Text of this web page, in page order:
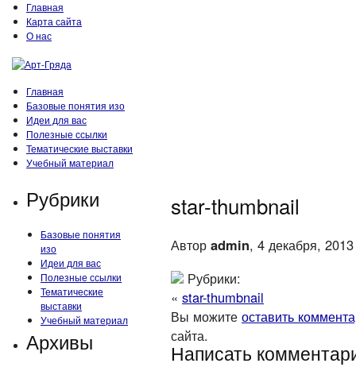
Главная
Карта сайта
О нас
Главная
Базовые понятия изо
Идеи для вас
Полезные ссылки
Тематические выставки
Учебный материал
Рубрики
Базовые понятия
изо
Идеи для вас
Полезные ссылки
Тематические
выставки
Учебный материал
Архивы
star-thumbnail
Автор admin, 4 декабря, 2013
Рубрики:
« star-thumbnail
Вы можите оставить
сайта.
Написать